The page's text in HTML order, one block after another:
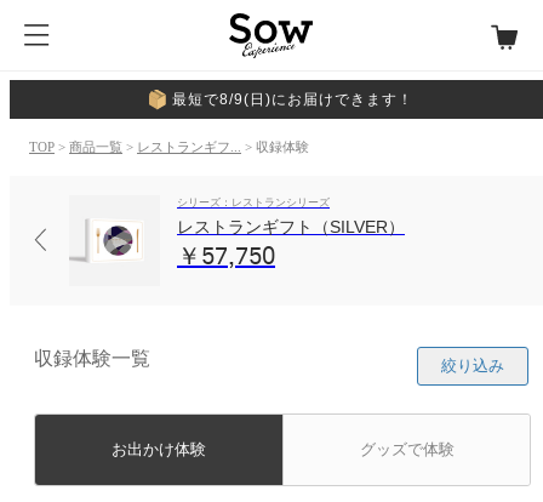
最短で8/9(日)にお届けできます！
TOP > 商品一覧 > レストランギフ... > 収録体験
シリーズ：レストランシリーズ
レストランギフト（SILVER）
￥57,750
収録体験一覧 絞り込み
お出かけ体験 グッズで体験